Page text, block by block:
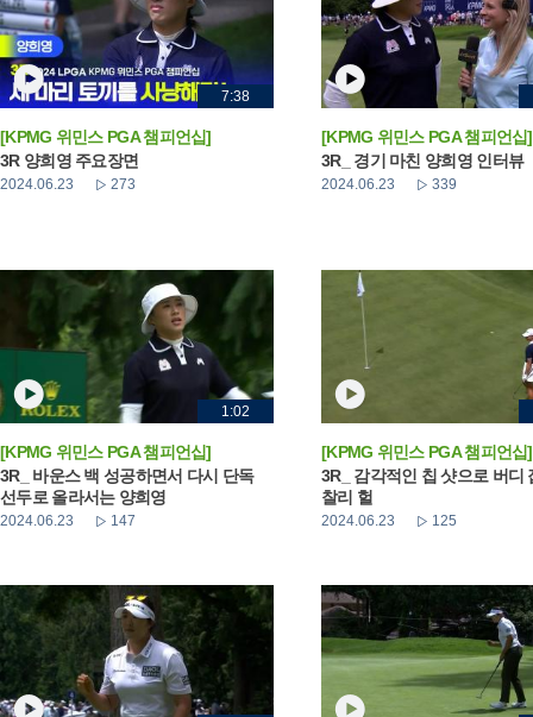
7:38
[KPMG 위민스 PGA 챔피언십]
3R 양희영 주요장면
2024.06.23 273
[KPMG 위민스 PGA 챔피언십]
3R_ 경기 마친 양희영 인터뷰
2024.06.23 339
1:02
[KPMG 위민스 PGA 챔피언십]
3R_ 바운스 백 성공하면서 다시 단독
선두로 올라서는 양희영
2024.06.23 147
[KPMG 위민스 PGA 챔피언십]
3R_ 감각적인 칩 샷으로 버디
찰리 헐
2024.06.23 125